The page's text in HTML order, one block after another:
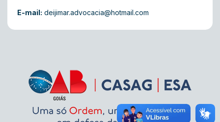
E-mail: deijimar.advocacia@hotmail.com